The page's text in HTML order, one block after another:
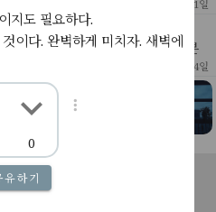
2022년 5월 1일
의 분노를 계속 접하다 보니 그 분
. 좋은면도 많지만 나쁜면도 많은 곳
고 그 움
2022년 3월 24일
운 색
나 orange나 purple,
다.
처럼 느껴지기도 한다.그냥 이렇게
들, 새로운 해석들, 새로운 호기심,
객센터
지도 필요하다.
이다. 완벽하게 미치자. 새벽에
0
유하기